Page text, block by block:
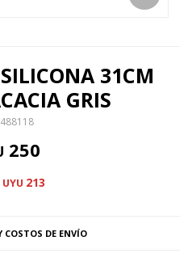
31CM
GRIS
488118
250
UYU 213
COSTOS DE ENVÍO